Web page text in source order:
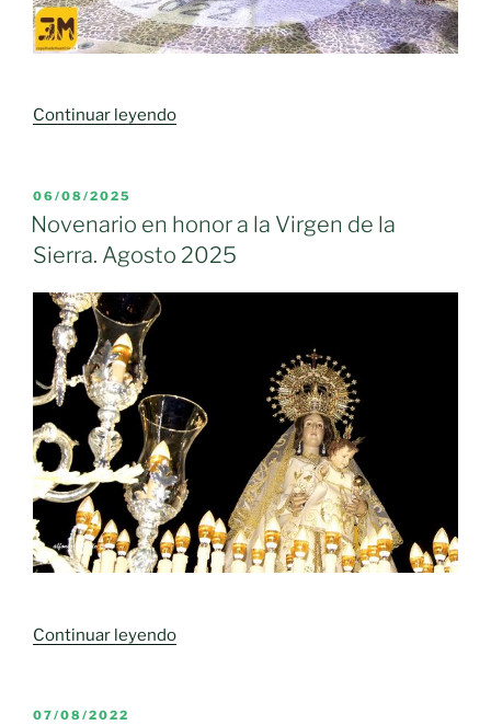
Continuar leyendo«La
Real
muestra
compromiso
Calatrava
en
la
inauguración
de
sus
fiestas
PUBLICADO
EL
06/08/2025
Novenario en honor a la Virgen de la
Sierra. Agosto 2025
Continuar leyendo«Novenario
PUBLICADO
07/08/2022